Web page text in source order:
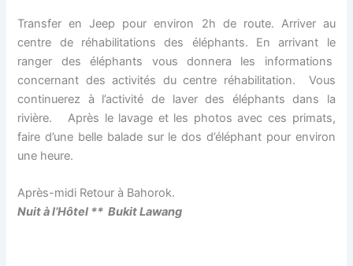
Transfer en Jeep pour environ 2h de route. Arriver au
centre de réhabilitations des éléphants. En arrivant le
ranger des éléphants vous donnera les informations
concernant des activités du centre réhabilitation. Vous
continuerez à l’activité de laver des éléphants dans la
rivière. Après le lavage et les photos avec ces primats,
faire d’une belle balade sur le dos d’éléphant pour environ
une heure.
Après-midi Retour à Bahorok.
Nuit à l’Hôtel ** Bukit Lawang